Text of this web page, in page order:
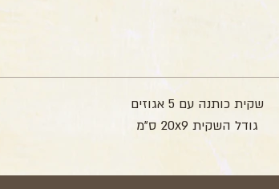
שקית כותנה עם 5 אגוזים
גודל השקית 20x9 ס"מ